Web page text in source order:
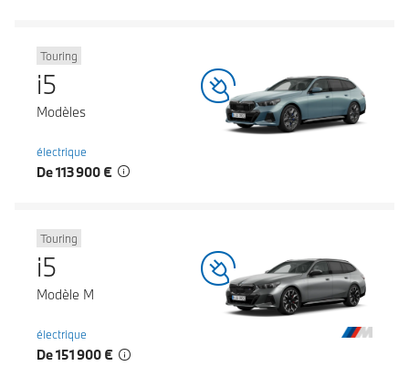
Touring
i5
Modèles
électrique
De 113 900 €
Touring
i5
Modèle M
électrique
De 151 900 €